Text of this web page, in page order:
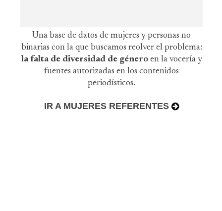
Una base de datos de mujeres y personas no
binarias con la que buscamos reolver el problema:
la falta de diversidad de género en la vocería y
fuentes autorizadas en los contenidos
periodísticos.
IR A MUJERES REFERENTES